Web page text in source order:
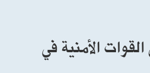
الأمنية في